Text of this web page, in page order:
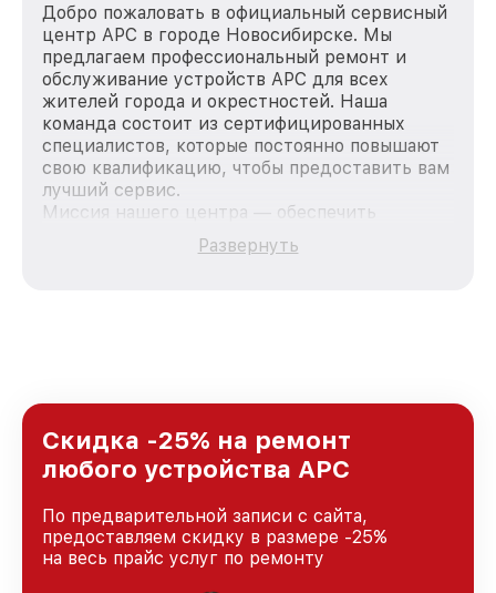
Добро пожаловать в официальный сервисный
центр APC в городе Новосибирске. Мы
предлагаем профессиональный ремонт и
обслуживание устройств APC для всех
жителей города и окрестностей. Наша
команда состоит из сертифицированных
специалистов, которые постоянно повышают
свою квалификацию, чтобы предоставить вам
лучший сервис.
Миссия нашего центра — обеспечить
качественный и доступный ремонт для
каждого пользователя продукции APC, вне
Развернуть
Скидка -25% на ремонт
любого устройства APC
По предварительной записи с сайта,
предоставляем скидку в размере -25%
на весь прайс услуг по ремонту